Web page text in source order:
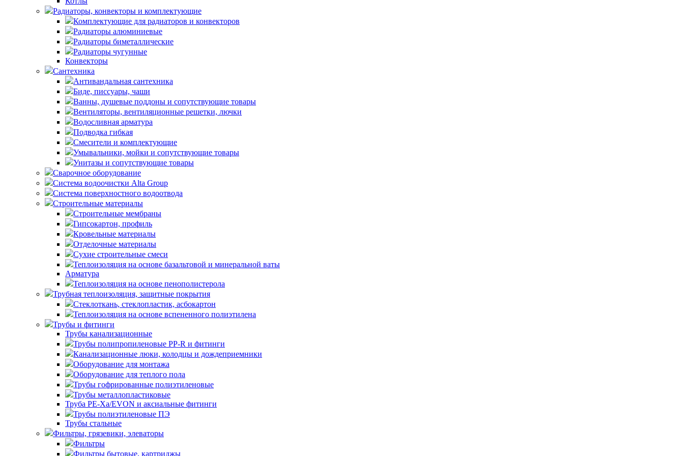
Радиаторы, конвекторы и комплектующие
Комплектующие для радиаторов и конвекторов
Радиаторы алюминиевые
Радиаторы биметаллические
Радиаторы чугунные
Конвекторы
Сантехника
Антивандальная сантехника
Биде, писсуары, чаши
Ванны, душевые поддоны и сопутствующие товары
Вентиляторы, вентиляционные решетки, лючки
Водосливная арматура
Подводка гибкая
Смесители и комплектующие
Умывальники, мойки и сопутствующие товары
Унитазы и сопутствующие товары
Сварочное оборудование
Система водоочистки Alta Group
Система поверхностного водоотвода
Строительные материалы
Строительные мембраны
Гипсокартон, профиль
Кровельные материалы
Отделочные материалы
Сухие строительные смеси
Теплоизоляция на основе базальтовой и минеральной ваты
Арматура
Теплоизоляция на основе пенополистерола
Трубная теплоизоляция, защитные покрытия
Стеклоткань, стеклопластик, асбокартон
Теплоизоляция на основе вспененного полиэтилена
Трубы и фитинги
Трубы канализационные
Трубы полипропиленовые PP-R и фитинги
Канализационные люки, колодцы и дождеприемники
Оборудование для монтажа
Оборудование для теплого пола
Трубы гофрированные полиэтиленовые
Трубы металлопластиковые
Труба PE-Xa/EVON и аксиальные фитинги
Трубы полиэтиленовые ПЭ
Трубы стальные
Фильтры, грязевики, элеваторы
Фильтры
Фильтры бытовые, картриджы